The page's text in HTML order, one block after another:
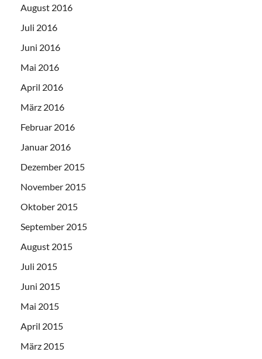
August 2016
Juli 2016
Juni 2016
Mai 2016
April 2016
März 2016
Februar 2016
Januar 2016
Dezember 2015
November 2015
Oktober 2015
September 2015
August 2015
Juli 2015
Juni 2015
Mai 2015
April 2015
März 2015